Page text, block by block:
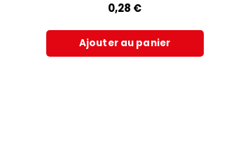
0,28 €
Ajouter au panier